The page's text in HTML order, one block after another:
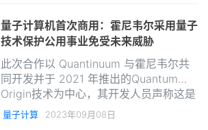
量子计算机首次商用：霍尼韦尔采用量子
技术保护公用事业免受未来威胁
此次合作以 Quantinuum 与霍尼韦尔共
同开发并于 2021 年推出的Quantum
Origin技术为中心，其开发人员声称这是
世界上第一个使用量子计算机构建的商业
量子计算 2023年09月08日